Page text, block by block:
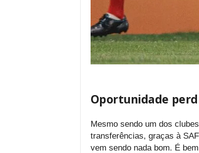
Oportunidade
Mesmo sendo um dos
transferências, graças à
vem sendo nada bom. É